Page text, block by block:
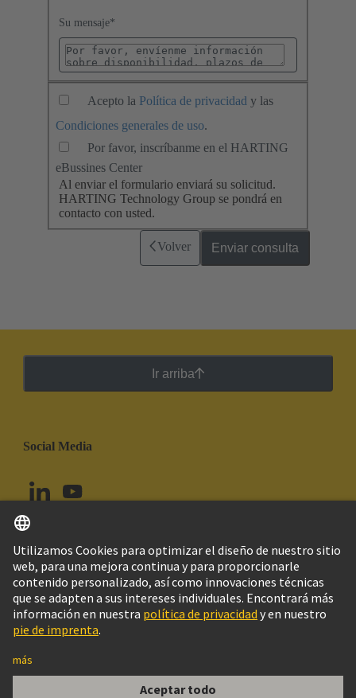
Su mensaje*
Acepto la Política de privacidad y las
Condiciones generales de uso.
Por favor, inscríbanme en el HARTING
eBussines Center
Al enviar el formulario enviará su solicitud.
HARTING Technology Group se pondrá en
contacto con usted.
Volver Enviar consulta
Ir arriba
Social Media
Perú Español
© Grupo Tecnológico HARTING
Imprint
Aviso Legal WebInformación al cliente